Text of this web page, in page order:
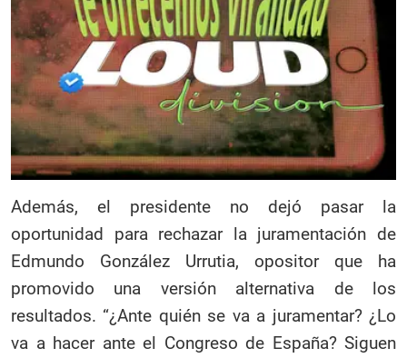
Además, el presidente no dejó pasar la
oportunidad para rechazar la juramentación de
Edmundo González Urrutia, opositor que ha
promovido una versión alternativa de los
resultados. “¿Ante quién se va a juramentar? ¿Lo
va a hacer ante el Congreso de España? Siguen